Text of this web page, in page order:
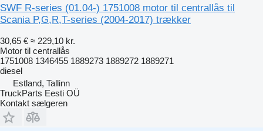
SWF R-series (01.04-) 1751008 motor til centrallås til
Scania P,G,R,T-series (2004-2017) trækker
30,65 € ≈ 229,10 kr.
Motor til centrallås
1751008 1346455 1889273 1889272 1889271
diesel
Estland, Tallinn
TruckParts Eesti OÜ
Kontakt sælgeren